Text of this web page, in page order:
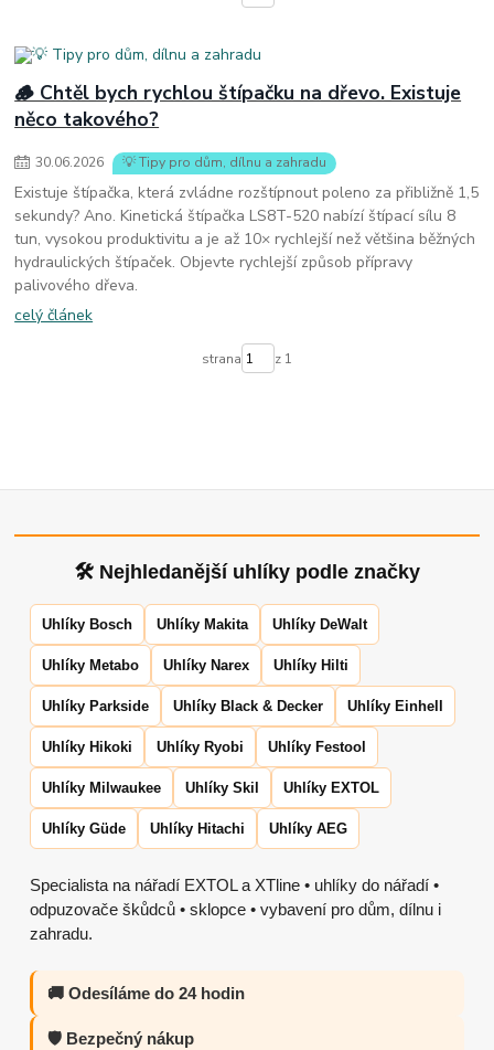
🪵 Chtěl bych rychlou štípačku na dřevo. Existuje
něco takového?
30.06.2026 💡 Tipy pro dům, dílnu a zahradu
Existuje štípačka, která zvládne rozštípnout poleno za přibližně 1,5
sekundy? Ano. Kinetická štípačka LS8T-520 nabízí štípací sílu 8
tun, vysokou produktivitu a je až 10× rychlejší než většina běžných
hydraulických štípaček. Objevte rychlejší způsob přípravy
palivového dřeva.
celý článek
strana z 1
🛠 Nejhledanější uhlíky podle značky
Uhlíky Bosch Uhlíky Makita Uhlíky DeWalt
Uhlíky Metabo Uhlíky Narex Uhlíky Hilti
Uhlíky Parkside Uhlíky Black & Decker Uhlíky Einhell
Uhlíky Hikoki Uhlíky Ryobi Uhlíky Festool
Uhlíky Milwaukee Uhlíky Skil Uhlíky EXTOL
Uhlíky Güde Uhlíky Hitachi Uhlíky AEG
Specialista na nářadí EXTOL a XTline • uhlíky do nářadí •
odpuzovače škůdců • sklopce • vybavení pro dům, dílnu i
zahradu.
🚚 Odesíláme do 24 hodin
🛡️ Bezpečný nákup